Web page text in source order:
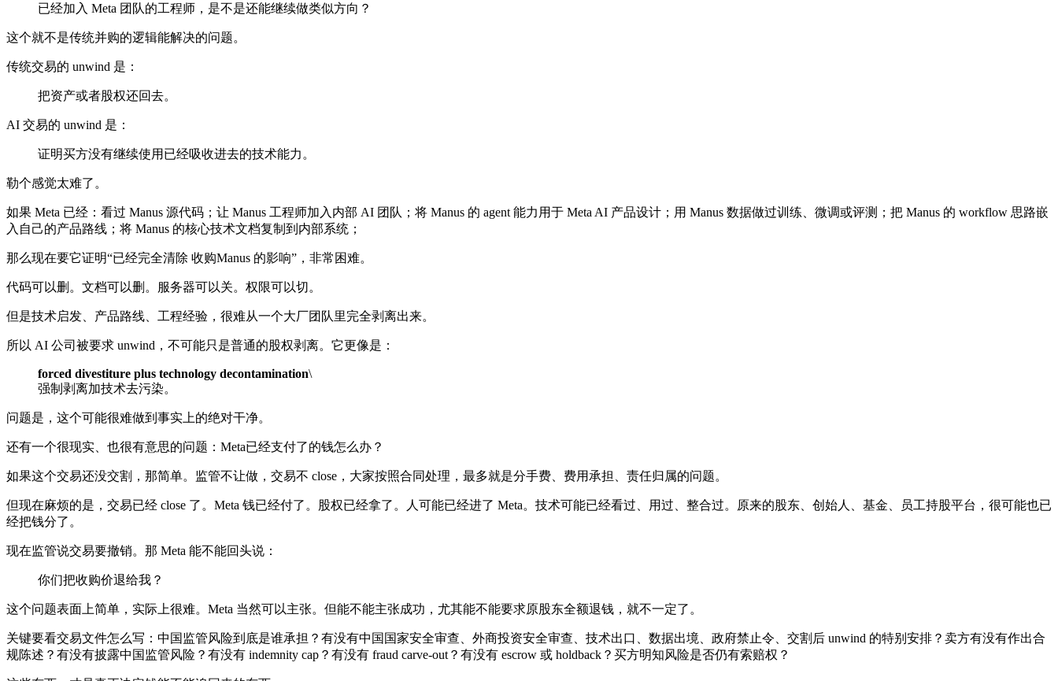
已经加入 Meta 团队的工程师，是不是还能继续做类似方向？
这个就不是传统并购的逻辑能解决的问题。
传统交易的 unwind 是：
把资产或者股权还回去。
AI 交易的 unwind 是：
证明买方没有继续使用已经吸收进去的技术能力。
勒个感觉太难了。
如果 Meta 已经：看过 Manus 源代码；让 Manus 工程师加入内部 AI 团队；将 Manus 的 agent 能力用于 Meta AI 产品设计；用 Manus 数据做过训练、微调或评测；把 Manus 的 workflow 思路嵌
入自己的产品路线；将 Manus 的核心技术文档复制到内部系统；
那么现在要它证明“已经完全清除 收购Manus 的影响”，非常困难。
代码可以删。文档可以删。服务器可以关。权限可以切。
但是技术启发、产品路线、工程经验，很难从一个大厂团队里完全剥离出来。
所以 AI 公司被要求 unwind，不可能只是普通的股权剥离。它更像是：
forced divestiture plus technology decontamination\
强制剥离加技术去污染。
问题是，这个可能很难做到事实上的绝对干净。
还有一个很现实、也很有意思的问题：Meta已经支付了的钱怎么办？
如果这个交易还没交割，那简单。监管不让做，交易不 close，大家按照合同处理，最多就是分手费、费用承担、责任归属的问题。
但现在麻烦的是，交易已经 close 了。Meta 钱已经付了。股权已经拿了。人可能已经进了 Meta。技术可能已经看过、用过、整合过。原来的股东、创始人、基金、员工持股平台，很可能也已
经把钱分了。
现在监管说交易要撤销。那 Meta 能不能回头说：
你们把收购价退给我？
这个问题表面上简单，实际上很难。Meta 当然可以主张。但能不能主张成功，尤其能不能要求原股东全额退钱，就不一定了。
关键要看交易文件怎么写：中国监管风险到底是谁承担？有没有中国国家安全审查、外商投资安全审查、技术出口、数据出境、政府禁止令、交割后 unwind 的特别安排？卖方有没有作出合
规陈述？有没有披露中国监管风险？有没有 indemnity cap？有没有 fraud carve-out？有没有 escrow 或 holdback？买方明知风险是否仍有索赔权？